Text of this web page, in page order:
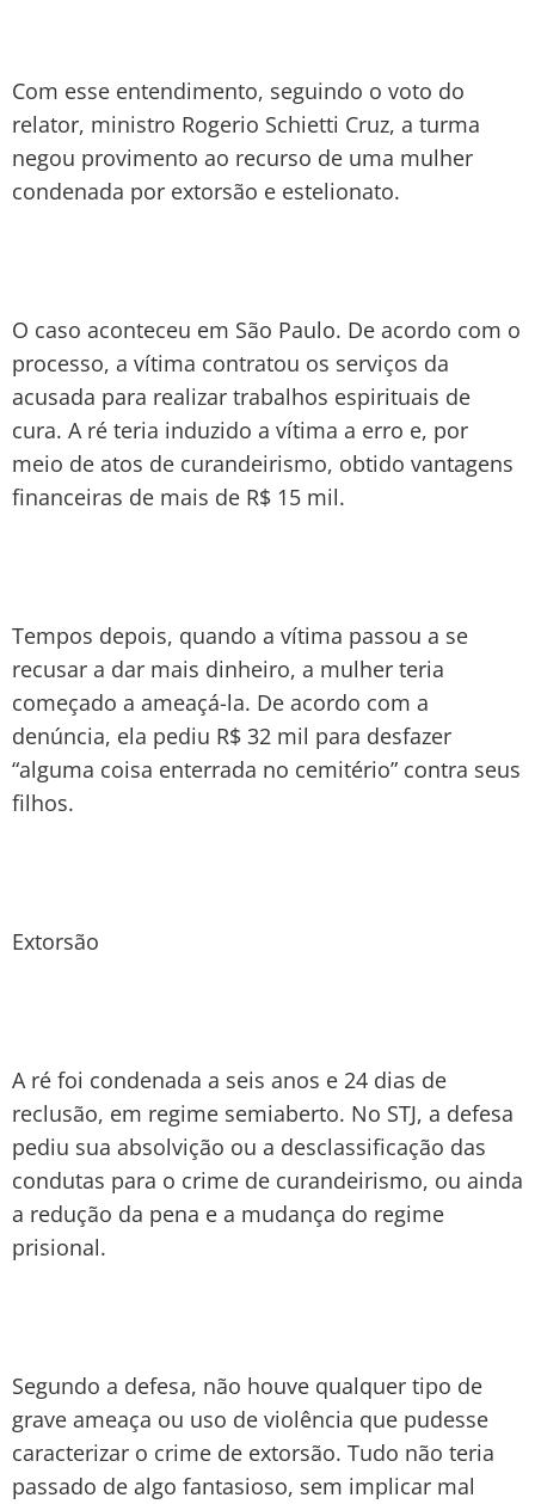
Com esse entendimento, seguindo o voto do
relator, ministro Rogerio Schietti Cruz, a turma
negou provimento ao recurso de uma mulher
condenada por extorsão e estelionato.
O caso aconteceu em São Paulo. De acordo com o
processo, a vítima contratou os serviços da
acusada para realizar trabalhos espirituais de
cura. A ré teria induzido a vítima a erro e, por
meio de atos de curandeirismo, obtido vantagens
financeiras de mais de R$ 15 mil.
Tempos depois, quando a vítima passou a se
recusar a dar mais dinheiro, a mulher teria
começado a ameaçá-la. De acordo com a
denúncia, ela pediu R$ 32 mil para desfazer
“alguma coisa enterrada no cemitério” contra seus
filhos.
Extorsão
A ré foi condenada a seis anos e 24 dias de
reclusão, em regime semiaberto. No STJ, a defesa
pediu sua absolvição ou a desclassificação das
condutas para o crime de curandeirismo, ou ainda
a redução da pena e a mudança do regime
prisional.
Segundo a defesa, não houve qualquer tipo de
grave ameaça ou uso de violência que pudesse
caracterizar o crime de extorsão. Tudo não teria
passado de algo fantasioso, sem implicar mal